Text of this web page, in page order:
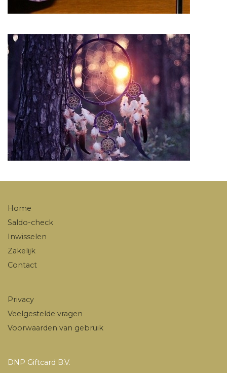
Home
Saldo-check
Inwisselen
Zakelijk
Contact
Privacy
Veelgestelde vragen
Voorwaarden van gebruik
DNP Giftcard B.V.